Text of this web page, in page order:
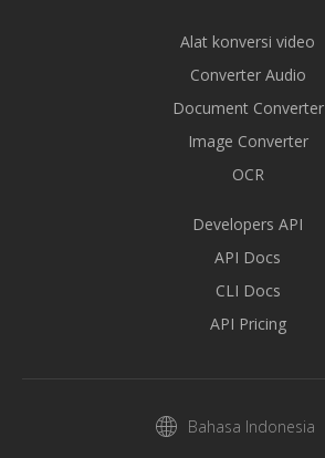
Alat konversi video
Converter Audio
Document Converter
Image Converter
OCR
Developers API
API Docs
CLI Docs
API Pricing
Bahasa Indonesia